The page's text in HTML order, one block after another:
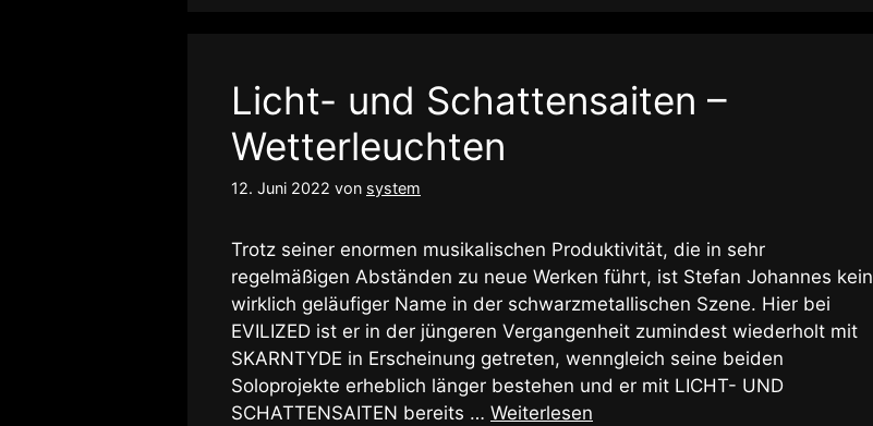
Licht- und Schattensaiten –
Wetterleuchten
12. Juni 2022 von system
Trotz seiner enormen musikalischen Produktivität, die in sehr
regelmäßigen Abständen zu neue Werken führt, ist Stefan Johannes kein
wirklich geläufiger Name in der schwarzmetallischen Szene. Hier bei
EVILIZED ist er in der jüngeren Vergangenheit zumindest wiederholt mit
SKARNTYDE in Erscheinung getreten, wenngleich seine beiden
Soloprojekte erheblich länger bestehen und er mit LICHT- UND
SCHATTENSAITEN bereits … Weiterlesen